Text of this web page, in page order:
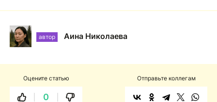
автор Аина Николаева
Оцените статью
0
Отправьте коллегам